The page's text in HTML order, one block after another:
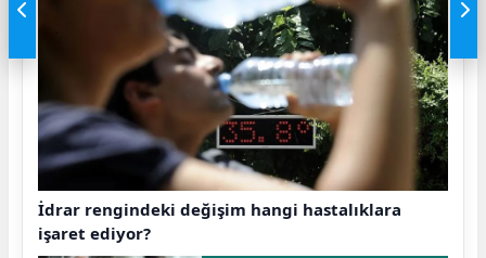
İdrar rengindeki değişim hangi hastalıklara
işaret ediyor?